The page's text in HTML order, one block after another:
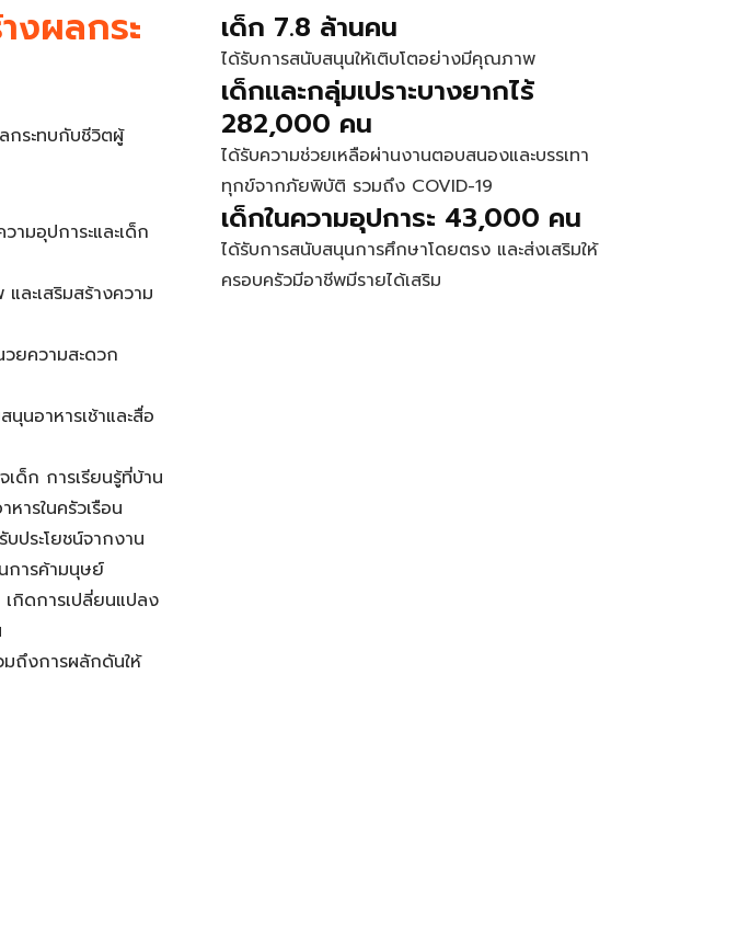
งผลกระ
กระทบกับชีวิตผู้
ามอุปการะและเด็ก
ละเสริมสร้างความ
วยความสะดวก
นอาหารเช้าและสื่อ
เด็ก การเรียนรู้ที่บ้าน
ารในครัวเรือน
ประโยชน์จากงาน
การค้ามนุษย์
กิดการเปลี่ยนแปลง
มถึงการผลักดันให้
เด็ก 7.8 ล้านคน
ได้รับการสนับสนุนให้เติบโตอย่างมีคุณภาพ
เด็กและกลุ่มเปราะบางยากไร้
282,000 คน
ได้รับความช่วยเหลือผ่านงานตอบสนองและบรรเทา
ทุกข์จากภัยพิบัติ รวมถึง COVID-19
เด็กในความอุปการะ 43,000 คน
ได้รับการสนับสนุนการศึกษาโดยตรง และส่งเสริมให้
ครอบครัวมีอาชีพมีรายได้เสริม